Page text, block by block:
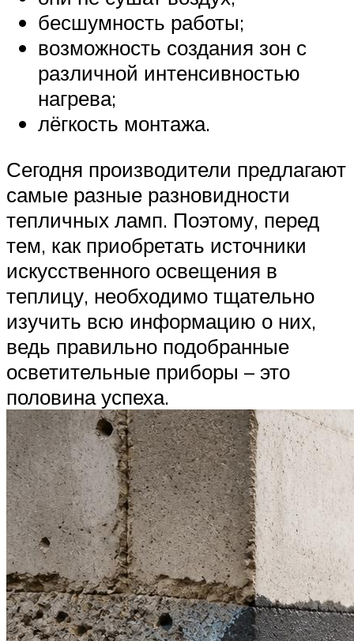
бесшумность работы;
возможность создания зон с
различной интенсивностью
нагрева;
лёгкость монтажа.
Сегодня производители предлагают
самые разные разновидности
тепличных ламп. Поэтому, перед
тем, как приобретать источники
искусственного освещения в
теплицу, необходимо тщательно
изучить всю информацию о них,
ведь правильно подобранные
осветительные приборы – это
половина успеха.